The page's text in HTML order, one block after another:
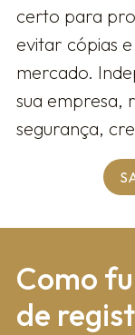
certo para
evitar cópias
mercado.
sua empresa,
segurança,
Como
de